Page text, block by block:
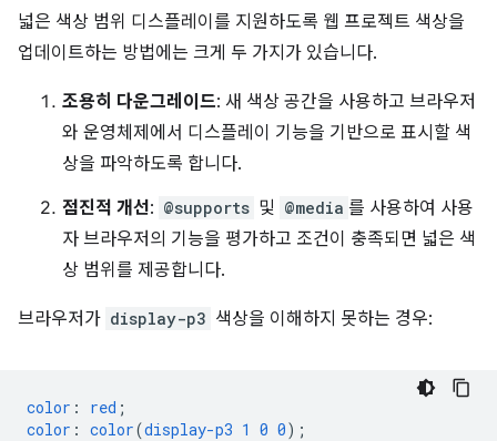
넓은 색상 범위 디스플레이를 지원하도록 웹 프로젝트 색상을
업데이트하는 방법에는 크게 두 가지가 있습니다.
조용히 다운그레이드: 새 색상 공간을 사용하고 브라우저
와 운영체제에서 디스플레이 기능을 기반으로 표시할 색
상을 파악하도록 합니다.
점진적 개선: @supports 및 @media 를 사용하여 사용
자 브라우저의 기능을 평가하고 조건이 충족되면 넓은 색
상 범위를 제공합니다.
브라우저가 display-p3 색상을 이해하지 못하는 경우:
color : red ;
color : color(display-p3 1 0 0);